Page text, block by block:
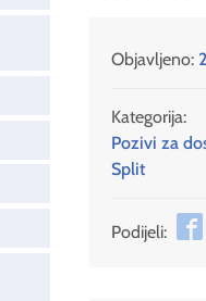
Objavljeno:
Kategorija:
Pozivi za
Split
Podijeli: